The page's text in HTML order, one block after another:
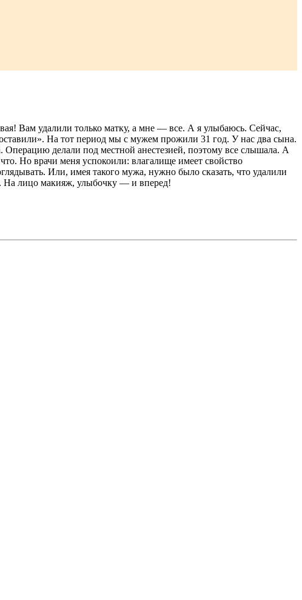
Вам удалили только матку, а мне — все. А я улыбаюсь. Сейчас,
На тот период мы с мужем прожили 31 год. У нас два сына.
делали под местной анестезией, поэтому все слышала. А
Но врачи меня успокоили: влагалище имеет свойство
Или, имея такого мужа, нужно было сказать, что удалили
На лицо макияж, улыбочку — и вперед!